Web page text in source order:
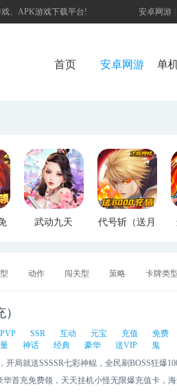
、APK游戏下载平台! 安卓网游
首页 安卓网游 单
武动九天
代号斩（送月
动作 闯关型 策略 卡牌类型
PVP SSR 互动 元宝 充值 免费
神话 经典 豪华 送VIP
鬼
开局就送SSSSR七彩神鲲，全民刷BOSS狂爆
华首充免费领，天天挂机小怪无限爆充值卡，